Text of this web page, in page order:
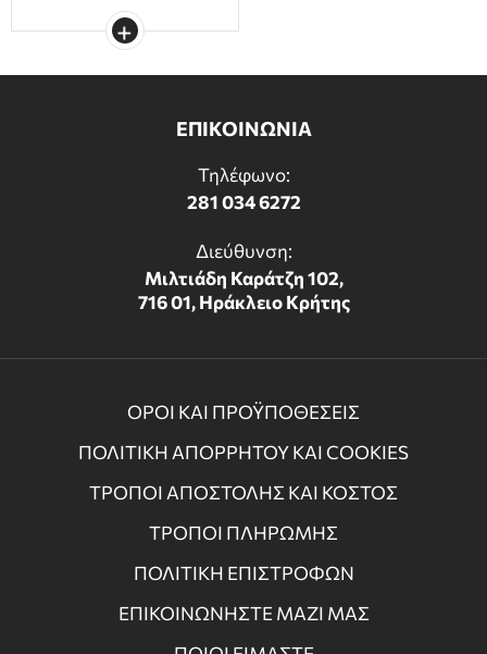
ΕΠΙΚΟΙΝΩΝΙΑ
Τηλέφωνο:
281 034 6272
Διεύθυνση:
Μιλτιάδη Καράτζη 102,
716 01, Ηράκλειο Κρήτης
ΟΡΟΙ ΚΑΙ ΠΡΟΫΠΟΘΕΣΕΙΣ
ΠΟΛΙΤΙΚΗ ΑΠΟΡΡΗΤΟΥ ΚΑΙ COOKIES
ΤΡΟΠΟΙ ΑΠΟΣΤΟΛΗΣ ΚΑΙ ΚΟΣΤΟΣ
ΤΡΟΠΟΙ ΠΛΗΡΩΜΗΣ
ΠΟΛΙΤΙΚΗ ΕΠΙΣΤΡΟΦΩΝ
ΕΠΙΚΟΙΝΩΝΗΣΤΕ ΜΑΖΙ ΜΑΣ